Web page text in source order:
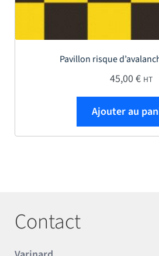
Pavillon risque
45,00€ HT
Ajouter au
Contact